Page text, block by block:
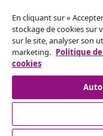
More content
© 2008-2026
En cliquant sur «
stockage de cookies sur
sur le site, analyser son
marketing. Politique
cookies